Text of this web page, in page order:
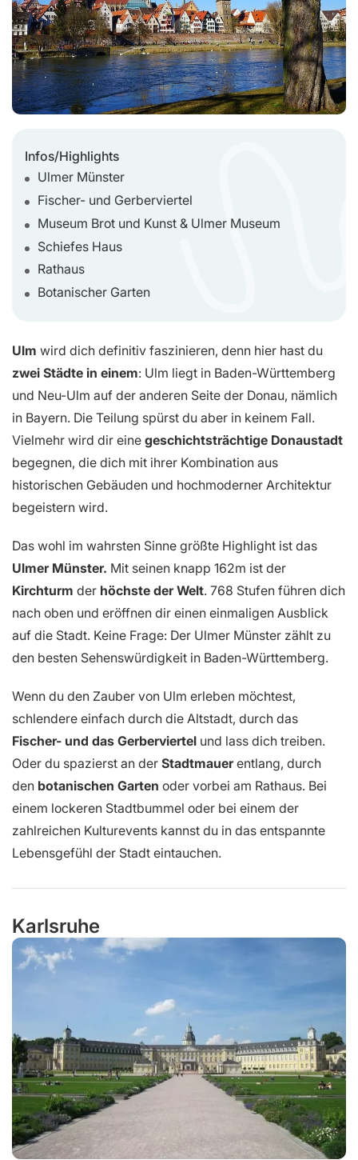
Infos/Highlights
Ulmer Münster
Fischer- und Gerberviertel
Museum Brot und Kunst & Ulmer Museum
Schiefes Haus
Rathaus
Botanischer Garten
Ulm wird dich definitiv faszinieren, denn hier hast du
zwei Städte in einem: Ulm liegt in Baden-Württemberg
und Neu-Ulm auf der anderen Seite der Donau, nämlich
in Bayern. Die Teilung spürst du aber in keinem Fall.
Vielmehr wird dir eine geschichtsträchtige Donaustadt
begegnen, die dich mit ihrer Kombination aus
historischen Gebäuden und hochmoderner Architektur
begeistern wird.
Das wohl im wahrsten Sinne größte Highlight ist das
Ulmer Münster. Mit seinen knapp 162m ist der
Kirchturm der höchste der Welt. 768 Stufen führen dich
nach oben und eröffnen dir einen einmaligen Ausblick
auf die Stadt. Keine Frage: Der Ulmer Münster zählt zu
den besten Sehenswürdigkeit in Baden-Württemberg.
Wenn du den Zauber von Ulm erleben möchtest,
schlendere einfach durch die Altstadt, durch das
Fischer- und das Gerberviertel und lass dich treiben.
Oder du spazierst an der Stadtmauerentlang, durch
den botanischen Garten oder vorbei am Rathaus. Bei
einem lockeren Stadtbummel oder bei einem der
zahlreichen Kulturevents kannst du in das entspannte
Lebensgefühl der Stadt eintauchen.
Karlsruhe